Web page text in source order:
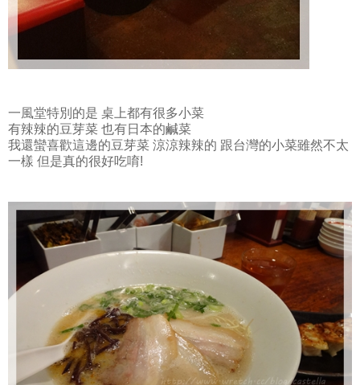
一風堂特別的是 桌上都有很多小菜
有辣辣的豆芽菜 也有日本的鹹菜
我還蠻喜歡這邊的豆芽菜 涼涼辣辣的 跟台灣的小菜雖然不太
一樣 但是真的很好吃唷!